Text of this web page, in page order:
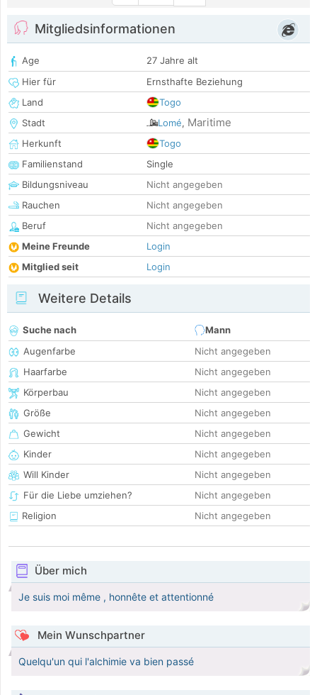
Mitgliedsinformationen
Age
27 Jahre alt
Hier für
Ernsthafte Beziehung
Land
Togo
Stadt
Lomé, Maritime
Herkunft
Togo
Familienstand
Single
Bildungsniveau
Nicht angegeben
Rauchen
Nicht angegeben
Beruf
Nicht angegeben
Meine Freunde
Login
Mitglied seit
Login
Weitere Details
Suche nach
Mann
Augenfarbe
Nicht angegeben
Haarfarbe
Nicht angegeben
Körperbau
Nicht angegeben
Größe
Nicht angegeben
Gewicht
Nicht angegeben
Kinder
Nicht angegeben
Will Kinder
Nicht angegeben
Für die Liebe umziehen?
Nicht angegeben
Religion
Nicht angegeben
Über mich
Je suis moi même , honnête et attentionné
Mein Wunschpartner
Quelqu'un qui l'alchimie va bien passé